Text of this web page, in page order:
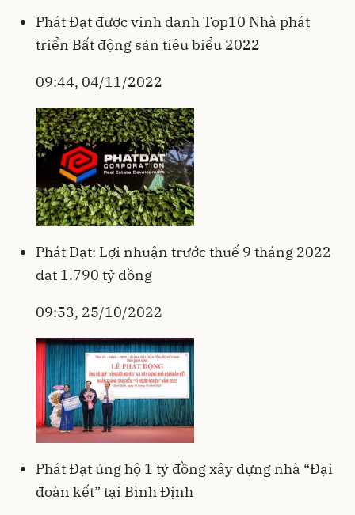
Phát Đạt được vinh danh Top10 Nhà phát
triển Bất động sản tiêu biểu 2022
09:44, 04/11/2022
Phát Đạt: Lợi nhuận trước thuế 9 tháng 2022
đạt 1.790 tỷ đồng
09:53, 25/10/2022
Phát Đạt ủng hộ 1 tỷ đồng xây dựng nhà “Đại
đoàn kết” tại Bình Định